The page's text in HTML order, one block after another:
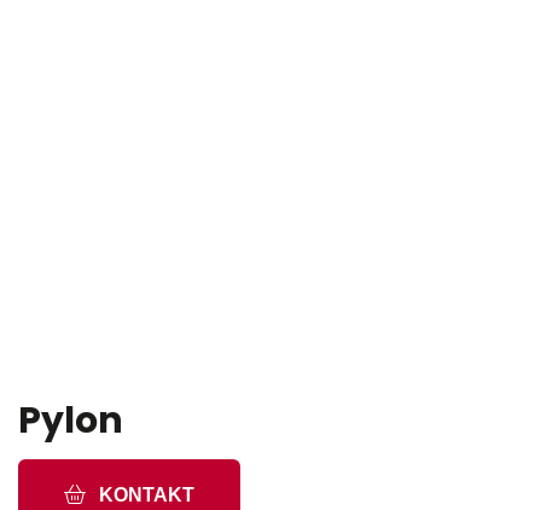
Pylon
KONTAKT